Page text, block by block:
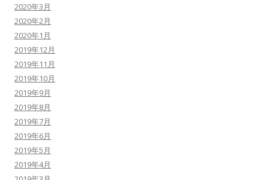
2020年3月
2020年2月
2020年1月
2019年12月
2019年11月
2019年10月
2019年9月
2019年8月
2019年7月
2019年6月
2019年5月
2019年4月